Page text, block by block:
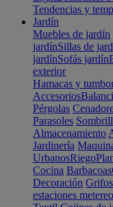
Tendencias y
Jardín
Muebles de jardín
jardínSillas de
jardínSofás jardín
exterior
Hamacas y
Accesorios
Pérgolas
Parasoles
Almacenamiento
Jardinería
UrbanosRiego
Cocina Barbacoas
Decoración
estaciones